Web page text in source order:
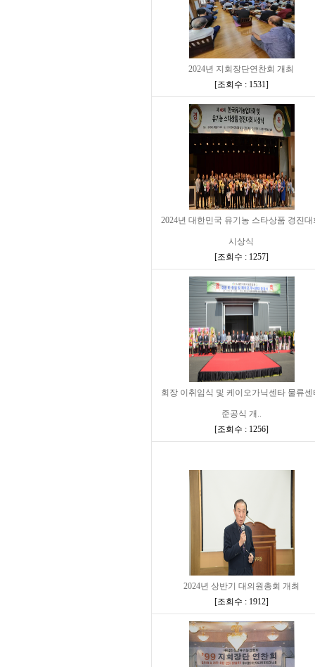
2024년 지회장단연찬회 개최
[조회수 : 1531]
2024년 대한민국 유기농 스타상품 경진대
시상식
[조회수 : 1257]
회장 이취임식 및 케이오가닉센타 물류센
준공식 개..
[조회수 : 1256]
2024년 상반기 대의원총회 개최
[조회수 : 1912]